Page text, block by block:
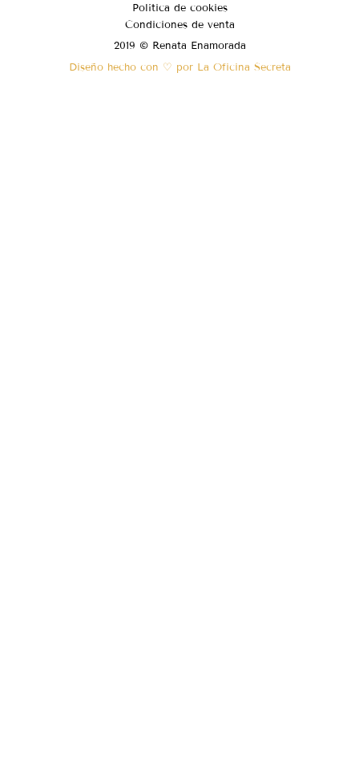
Política de cookies
Condiciones de venta
2019 © Renata Enamorada
Diseño hecho con ♡ por La Oficina Secreta